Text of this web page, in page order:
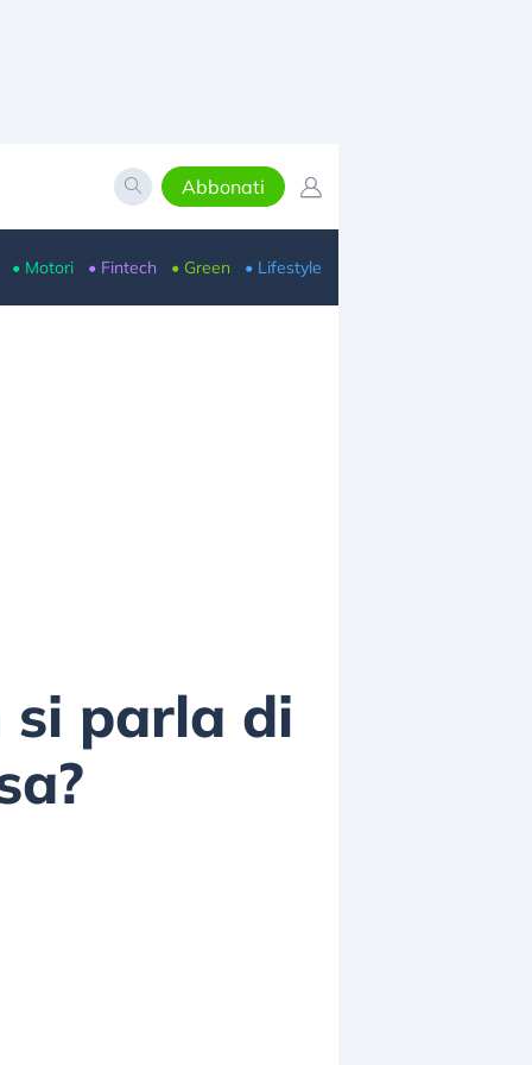
Abbonati
• Motori • Fintech • Green • Lifestyle
si parla di